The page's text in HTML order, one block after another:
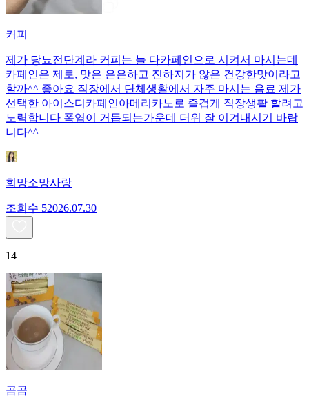
커피
제가 당뇨전단계라 커피는 늘 다카페인으로 시켜서 마시는데
카페인은 제로, 맛은 은은하고 진하지가 않은 건강한맛이라고
할까^^ 좋아요 직장에서 단체생활에서 자주 마시는 음료 제가
선택한 아이스디카페인아메리카노로 즐겁게 직장생활 할려고
노력합니다 폭염이 거듭되는가운데 더위 잘 이겨내시기 바랍
니다^^
희망소망사랑
조회수 52026.07.30
14
곰곰